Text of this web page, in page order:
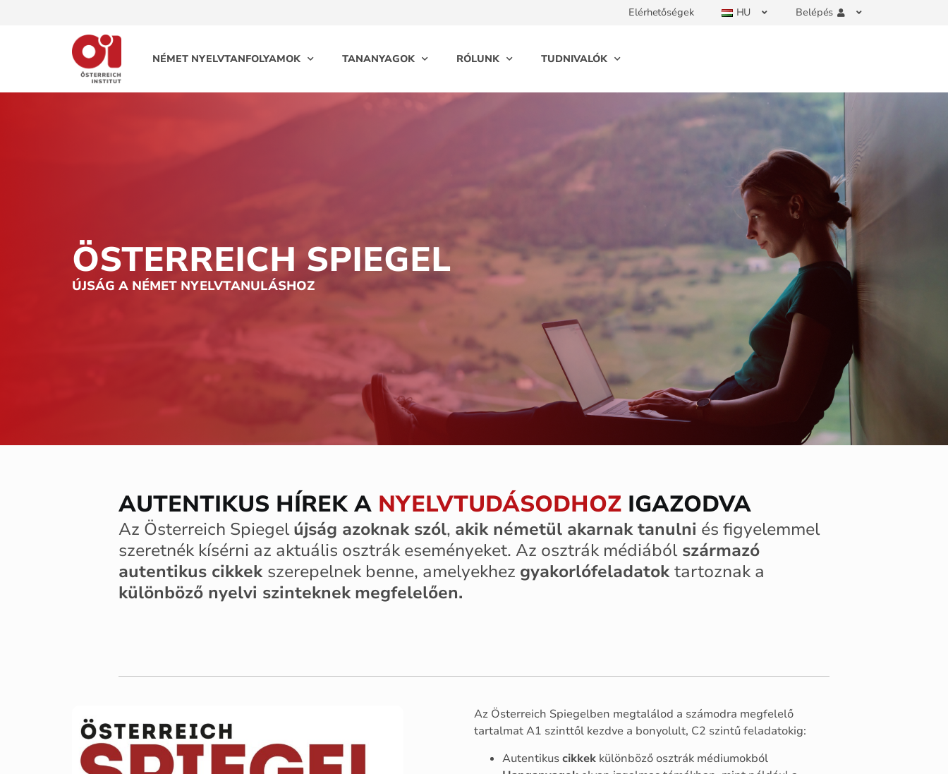
Elérhetőségek HU Belépés
NÉMET NYELVTANFOLYAMOK TANANYAGOK RÓLUNK TUDNIVALÓK
ÖSTERREICH SPIEGEL
ÚJSÁG A NÉMET NYELVTANULÁSHOZ
AUTENTIKUS HÍREK A NYELVTUDÁSODHOZ IGAZODVA
Az Österreich Spiegelújság azoknak szól, akik németül akarnak tanulni és figyelemmel
szeretnék kísérni az aktuális osztrák eseményeket. Az osztrák médiábólszármazó
autentikus cikkek szerepelnek benne, amelyekhez gyakorlófeladatoktartoznak a
különböző nyelvi szinteknek megfelelően.
Az Österreich Spiegelben megtalálod a számodra megfelelő
tartalmat A1 szinttől kezdve a bonyolult, C2 szintű feladatokig:
Autentikuscikkek különböző osztrák médiumokból